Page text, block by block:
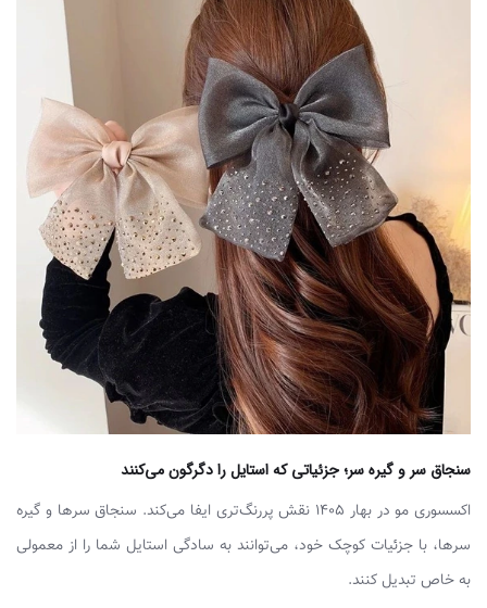
سنجاق سر و گیره سر؛ جزئیاتی که استایل را دگرگون می‌کنند
اکسسوری مو در بهار ۱۴۰۵ نقش پررنگ‌تری ایفا می‌کند. سنجاق سرها و گیره
سرها، با جزئیات کوچک خود، می‌توانند به سادگی استایل شما را از معمولی
به خاص تبدیل کنند.